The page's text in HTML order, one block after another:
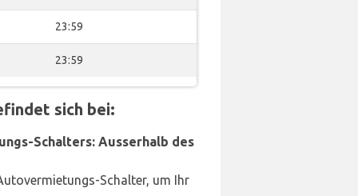
23:59
23:59
sich bei:
Schalters: Ausserhalb des
Schalter, um Ihr